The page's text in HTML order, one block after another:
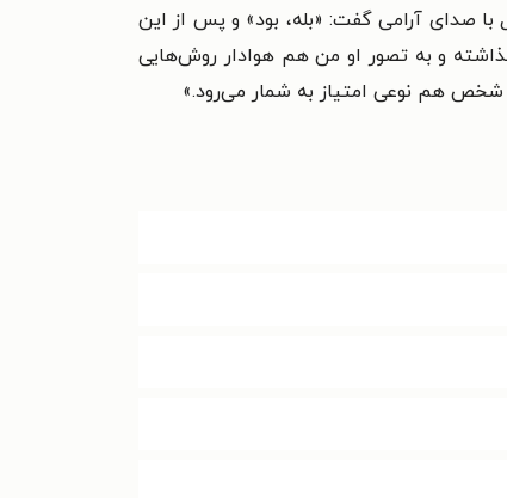
صدای آرامی گفت: «بله، بود» و پس از این
و به تصور او من هم هوادار روش‌هایی
شخص هم نوعی امتیاز به شمار می‌رود.»